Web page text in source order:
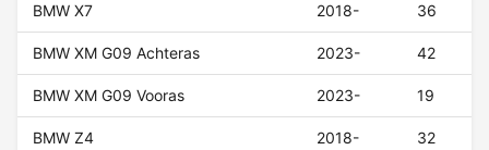
BMW X7 2018- 36
BMW XM G09 Achteras 2023- 42
BMW XM G09 Vooras 2023- 19
BMW Z4 2018- 32